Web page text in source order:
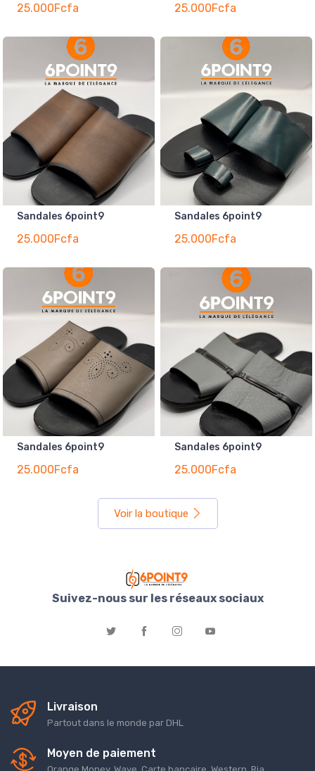
25.000Fcfa 25.000Fcfa
Sandales 6point9
25.000Fcfa
Sandales 6point9
25.000Fcfa
Sandales 6point9
25.000Fcfa
Sandales 6point9
25.000Fcfa
Voir la boutique
Suivez-nous sur les réseaux sociaux
Livraison
Partout dans le monde par DHL
Moyen de paiement